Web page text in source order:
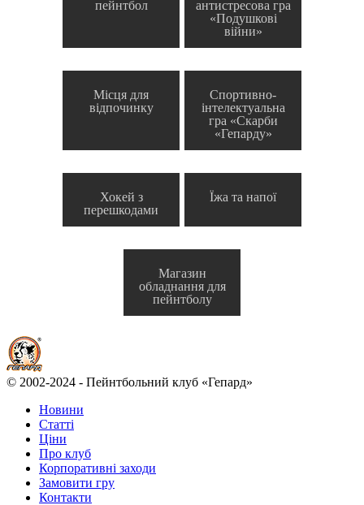
пейнтбол
антистресова гра
«Подушкові
війни»
Місця для
відпочинку
Спортивно-
інтелектуальна
гра «Скарби
«Гепарду»
Хокей з
перешкодами
Їжа та напої
Магазин
обладнання для
пейнтболу
© 2002-2024 - Пейнтбольний клуб «Гепард»
Новини
Статті
Ціни
Про клуб
Корпоративні заходи
Замовити гру
Контакти